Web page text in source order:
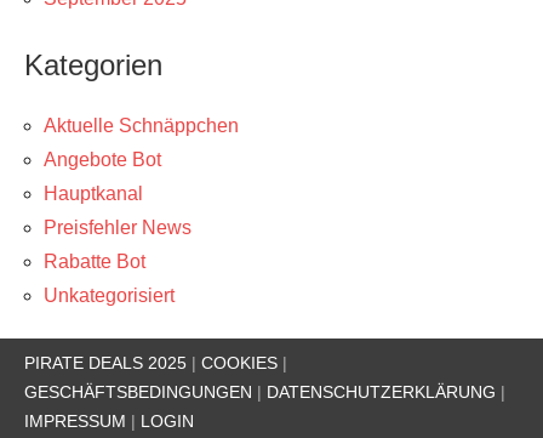
Kategorien
Aktuelle Schnäppchen
Angebote Bot
Hauptkanal
Preisfehler News
Rabatte Bot
Unkategorisiert
PIRATE DEALS 2025 | COOKIES |
GESCHÄFTSBEDINGUNGEN | DATENSCHUTZERKLÄRUNG |
IMPRESSUM | LOGIN